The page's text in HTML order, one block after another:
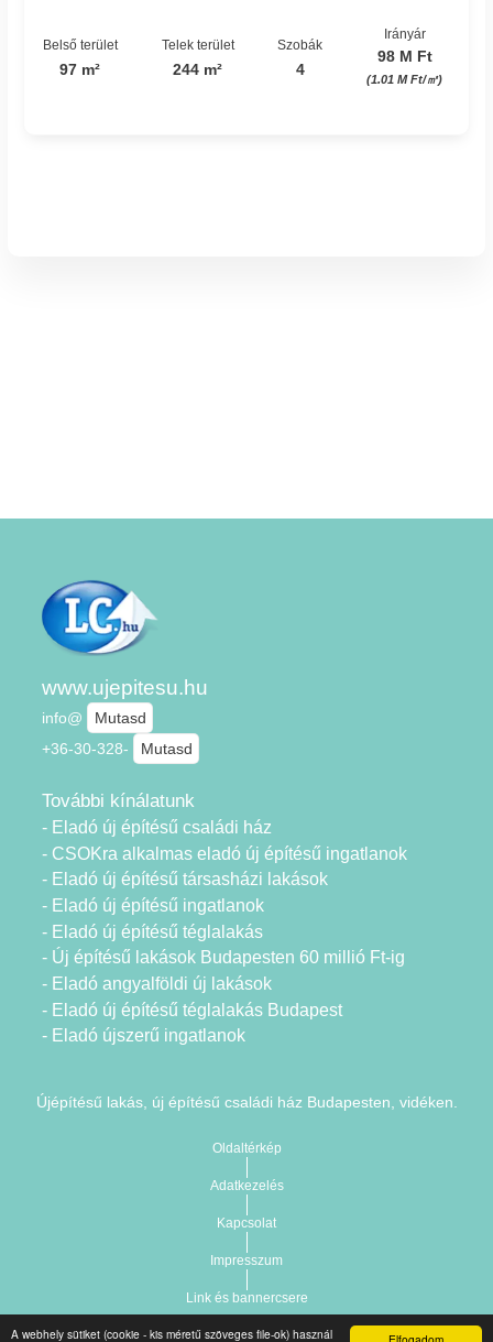
A webhely sütiket (cookie - kis méretű szöveges file-ok) használ
Belső terület
97 m²
Telek terület
244 m²
Szobák
4
Irányár
98 M Ft
(1.01 M Ft/㎡)
www.ujepitesu.hu
info@
Mutasd
+36-30-328-
Mutasd
További kínálatunk
- Eladó új építésű családi ház
- CSOKra alkalmas eladó új építésű ingatlanok
- Eladó új építésű társasházi lakások
- Eladó új építésű ingatlanok
- Eladó új építésű téglalakás
- Új építésű lakások Budapesten 60 millió Ft-ig
- Eladó angyalföldi új lakások
- Eladó új építésű téglalakás Budapest
- Eladó újszerű ingatlanok
Újépítésű lakás, új építésű családi ház Budapesten, vidéken.
Oldaltérkép
Adatkezelés
Kapcsolat
Impresszum
Link és bannercsere